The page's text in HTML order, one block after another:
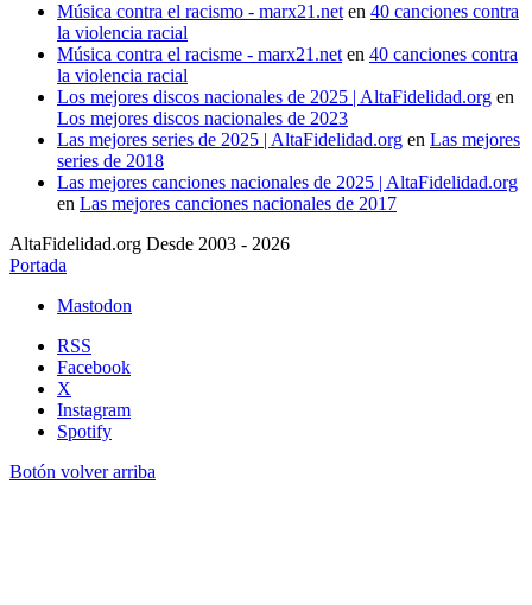
Música contra el racismo - marx21.neten 40 canciones contra
la violencia racial
Música contra el racisme - marx21.neten 40 canciones contra
la violencia racial
Los mejores discos nacionales de 2025 | AltaFidelidad.org en
Los mejores discos nacionales de 2023
Las mejores series de 2025 | AltaFidelidad.org en Las mejores
series de 2018
Las mejores canciones nacionales de 2025 | AltaFidelidad.org
en Las mejores canciones nacionales de 2017
AltaFidelidad.org Desde 2003 - 2026
Portada
Mastodon
RSS
Facebook
X
Instagram
Spotify
Botón volver arriba